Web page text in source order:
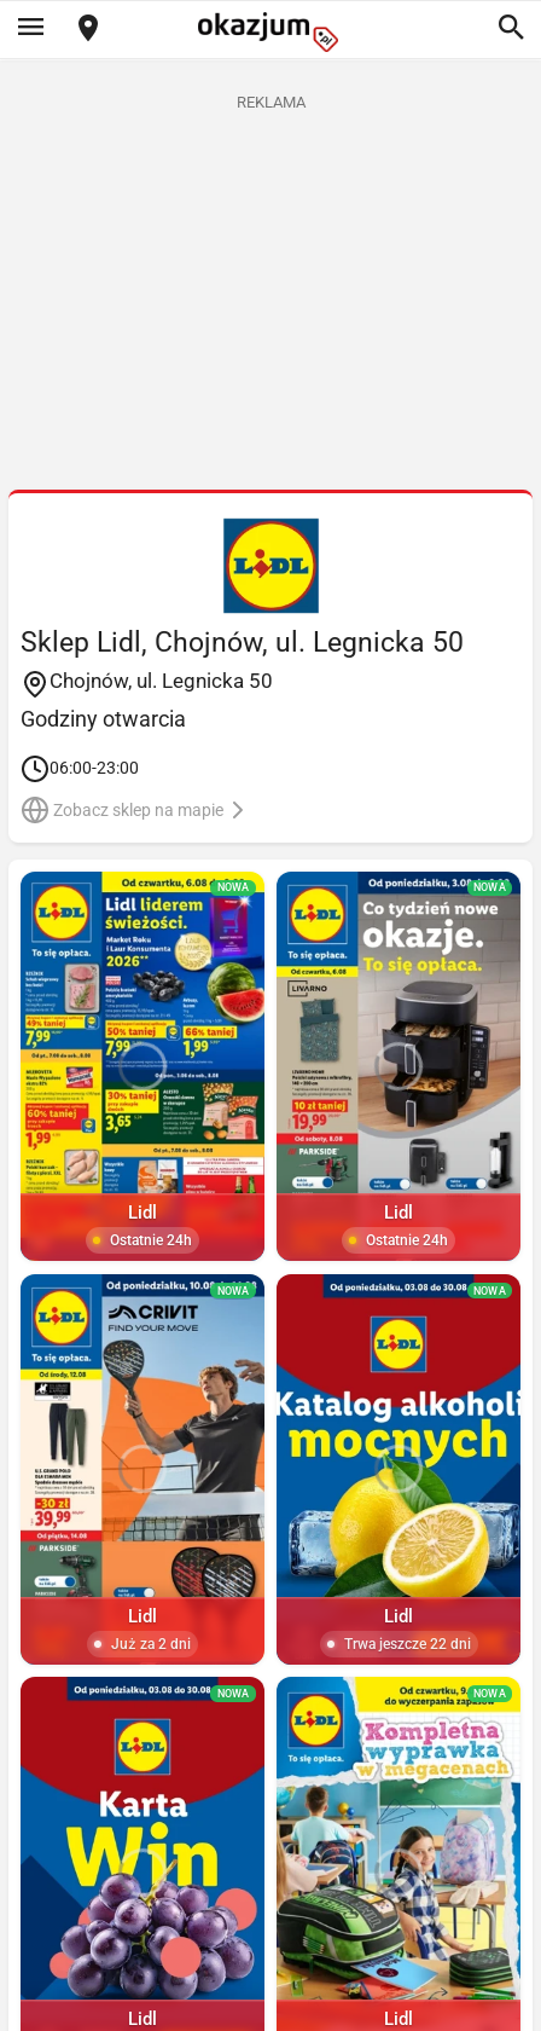
REKLAMA
Sklep Lidl, Chojnów, ul. Legnicka 50
Chojnów, ul. Legnicka 50
Godziny otwarcia
06:00-23:00
Zobacz sklep na mapie
NOWA
Lidl
Ostatnie 24h
NOWA
Lidl
Ostatnie 24h
NOWA
Lidl
Już za 2 dni
NOWA
Lidl
Trwa jeszcze 22 dni
NOWA
Lidl
NOWA
Lidl